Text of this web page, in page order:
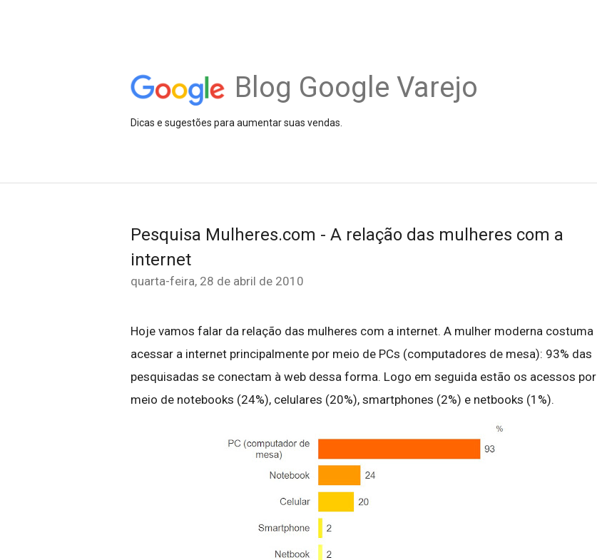
Blog Google Varejo
Dicas e sugestões para aumentar suas vendas.
Pesquisa Mulheres.com - A relação das mulheres com a
internet
quarta-feira, 28 de abril de 2010
Hoje vamos falar da relação das mulheres com a internet. A mulher moderna costuma
acessar a internet principalmente por meio de PCs (computadores de mesa): 93% das
pesquisadas se conectam à web dessa forma. Logo em seguida estão os acessos por
meio de notebooks (24%), celulares (20%), smartphones (2%) e netbooks (1%).